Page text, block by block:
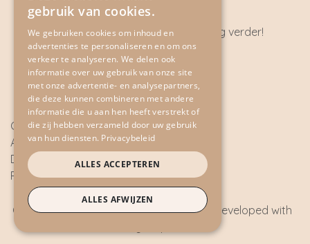
Heeft u vragen? Wij helpen u graag verder!
CONTACT
Cookie Policy
Algemene voorwaarden
Disclaimer
Privacy Policy
Copyright © 2026 - All rights reserved - Developed with
gebruik van cookies.
We gebruiken cookies om inhoud en
advertenties te personaliseren en om ons
verkeer te analyseren. We delen ook
informatie over uw gebruik van onze site
met onze advertentie- en analysepartners,
die deze kunnen combineren met andere
informatie die u aan hen heeft verstrekt of
die zij hebben verzameld door uw gebruik
van hun diensten. Privacybeleid
ALLES ACCEPTEREN
ALLES AFWIJZEN